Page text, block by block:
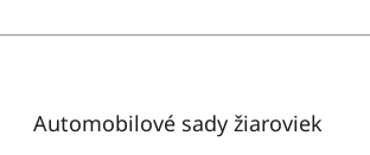
Automobilové sady žiaroviek